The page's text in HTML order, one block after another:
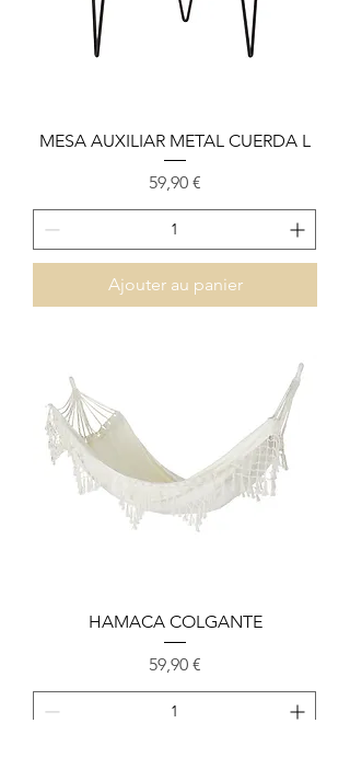
MESA AUXILIAR METAL CUERDA L
Prix
59,90 €
Ajouter au panier
HAMACA COLGANTE
Prix
59,90 €